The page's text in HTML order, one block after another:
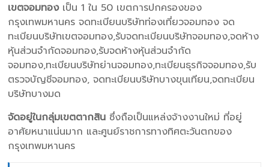
เขตจอมทองเป็น 1 ใน 50 เขตการปกครองของ
กรุงเทพมหานคร จดทะเบียนบริษัทท่องเที่ยวจอมทอง จด
ทะเบียนบริษัทเขตจอมทอง,รับจดทะเบียนบริษัทจอมทอง,จดห้าง
หุ้นส่วนจำกัดจอมทอง,รับจดห้างหุ้นส่วนจำกัด
จอมทอง,ทะเบียนบริษัทย่านจอมทอง,ทะเบียนธุรกิจจอมทอง,รับ
ตรวจบัญชีจอมทอง, จดทะเบียนบริษัทบางขุนเทียน,จดทะเบียน
บริษัทบางมด
จัดอยู่ในกลุ่มเขตตากสิน ซึ่งถือเป็นแหล่งจ้างงานใหม่ ที่อยู่
อาศัยหนาแน่นมาก และศูนย์ราชการทางทิศตะวันตกของ
กรุงเทพมหานคร